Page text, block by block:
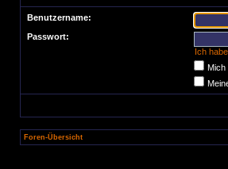
Benutzername:
Passwort:
Ich
Mich
Foren-Übersicht